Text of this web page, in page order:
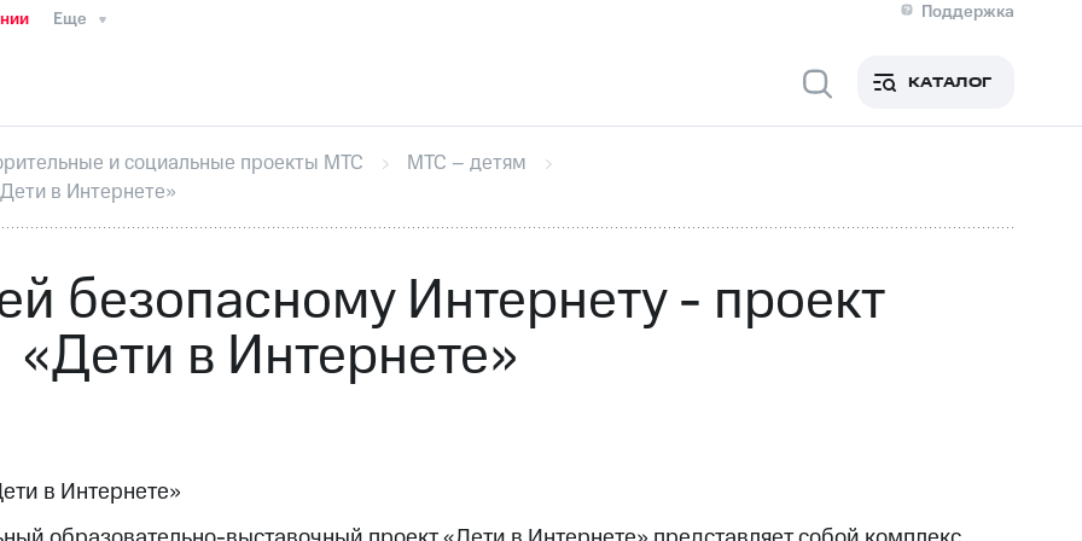
Еще
Поддержка
Медиа-центр
ИнтервьюФинансовая отчетностьКонтактыНовости в регионе
секретарьРаскрытие информацииИнформация акционерам
кабинет акционера
выкупа акцийДивидендыРынок облигаций Описание
Комплаенс и деловая этика
На главную
КАТАЛОГ
и социальные проекты МТС
МТС – детям
в Интернете»
безопасному Интернету - проект
«Дети в Интернете»
в Интернете»